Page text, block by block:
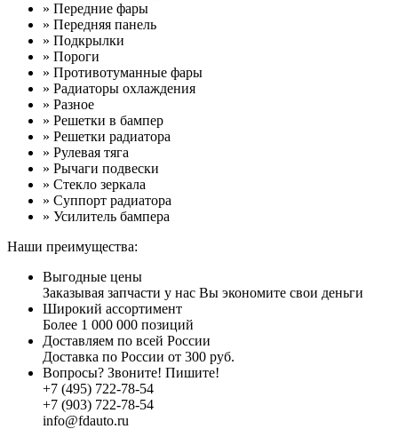
» Передние фары
» Передняя панель
» Подкрылки
» Пороги
» Противотуманные фары
» Радиаторы охлаждения
» Разное
» Решетки в бампер
» Решетки радиатора
» Рулевая тяга
» Рычаги подвески
» Стекло зеркала
» Суппорт радиатора
» Усилитель бампера
Наши преимущества:
Выгодные цены
Заказывая запчасти у нас Вы экономите свои деньги
Широкий ассортимент
Более 1 000 000 позиций
Доставляем по всей России
Доставка по России от 300 руб.
Вопросы? Звоните! Пишите!
+7 (495) 722-78-54
+7 (903) 722-78-54
info@fdauto.ru